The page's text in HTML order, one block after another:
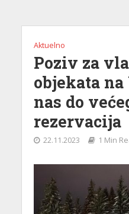
Aktuelno
Poziv za
objekata
nas do
rezervacija
22.11.2023 1 Min